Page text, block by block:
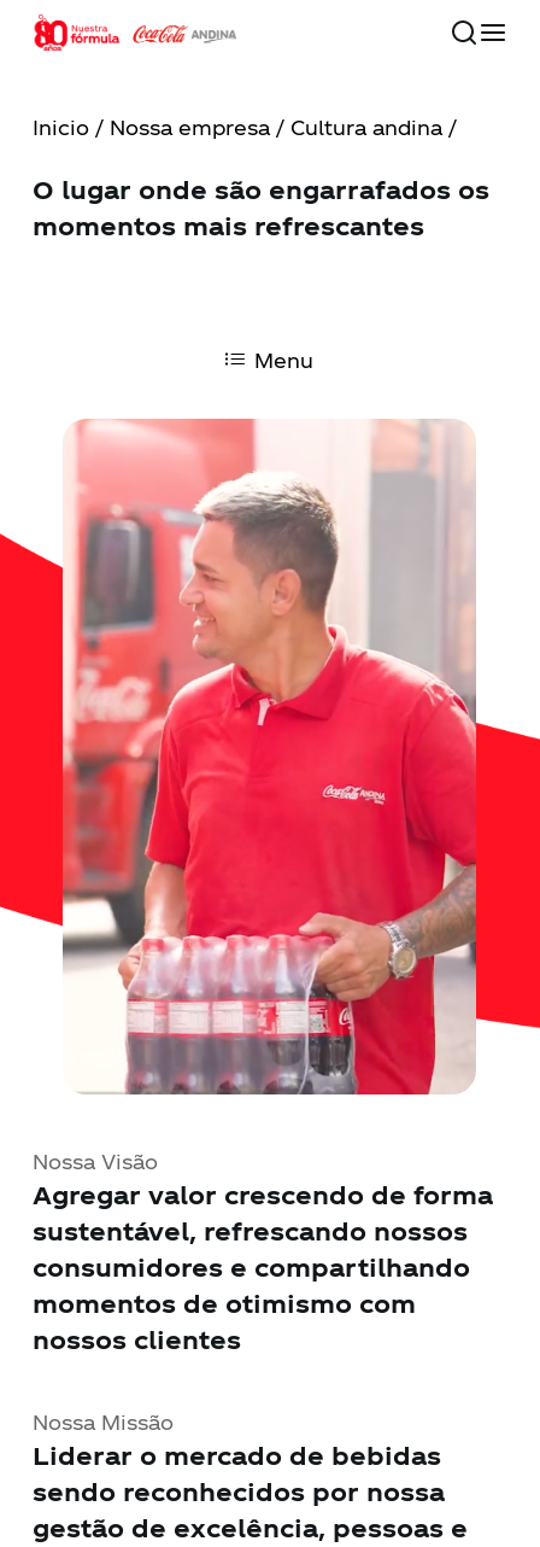
Skip
Nossa companhia
Contato
Notícias
Trabalhe Conosco
Documentos de interesse
Inicio/ Nossa empresa/ Cultura andina /
O lugar onde são engarrafados os
momentos mais refrescantes
Menu
Nossa Visão
Agregar valor crescendo de forma
sustentável, refrescando nossos
consumidores e compartilhando
momentos de otimismo com
nossos clientes
Nossa Missão
Liderar o mercado de bebidas
sendo reconhecidos por nossa
gestão de excelência, pessoas e